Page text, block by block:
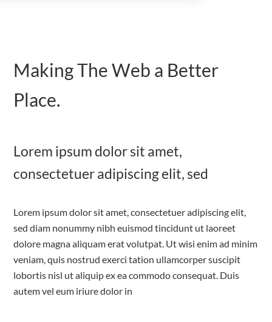
Making The Web a Better
Place.
Lorem ipsum dolor sit amet,
consectetuer adipiscing elit, sed
Lorem ipsum dolor sit amet, consectetuer adipiscing elit,
sed diam nonummy nibh euismod tincidunt ut laoreet
dolore magna aliquam erat volutpat. Ut wisi enim ad minim
veniam, quis nostrud exerci tation ullamcorper suscipit
lobortis nisl ut aliquip ex ea commodo consequat. Duis
autem vel eum iriure dolor in